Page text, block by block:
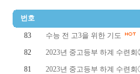
번호
83
수능 전 고3을 위한 기도
82
2023년 중고등부 하계 수련
81
2023년 중고등부 하계 수련